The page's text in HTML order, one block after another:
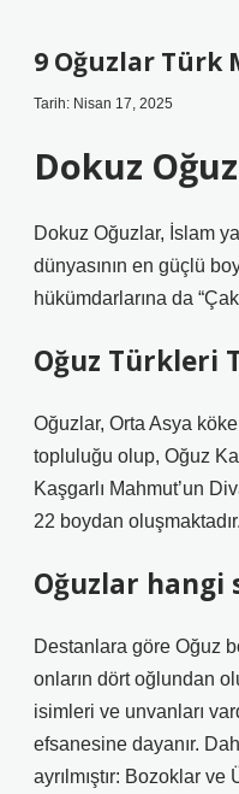
9 Oğuzlar Türk
Tarih: Nisan 17, 2025
Dokuz
Dokuz Oğuzlar, İslam
dünyasının en güçlü
hükümdarlarına da
Oğuz Türkleri
Oğuzlar, Orta Asya
topluluğu olup, Oğuz
Kaşgarlı Mahmut’un
22 boydan oluşmaktadır.
Oğuzlar hangi
Destanlara göre Oğuz
onların dört oğlundan
isimleri ve unvanları
efsanesine dayanır.
ayrılmıştır: Bozoklar ve